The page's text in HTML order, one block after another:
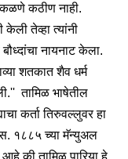
कळणे कठीण नाही.
केली तेव्हा त्यांनी
नायनाट केला.
शतकात शैव धर्म
तामिळ भाषेतील
कर्ता तिरुवल्लुवर हा
१८८५ च्या मॅन्युअल
की तामिळ पारिया हे